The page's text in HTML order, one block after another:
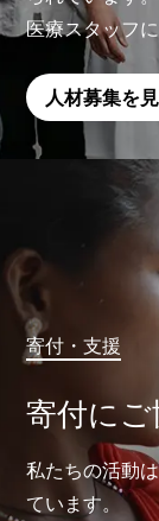
医療スタッフ
人材募集を
寄付・支援
寄付に
私たちの活動
ています。